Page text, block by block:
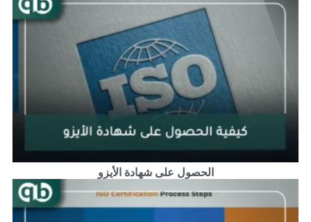
الحصول على شهادة الأيزو